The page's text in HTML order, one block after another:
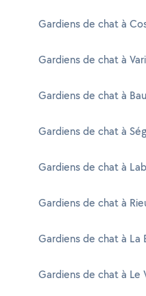
Gardiens de chat à
Gardiens de chat à
Gardiens de chat à
Gardiens de chat à
Gardiens de chat à
Gardiens de chat à
Gardiens de chat à La
Gardiens de chat à Le